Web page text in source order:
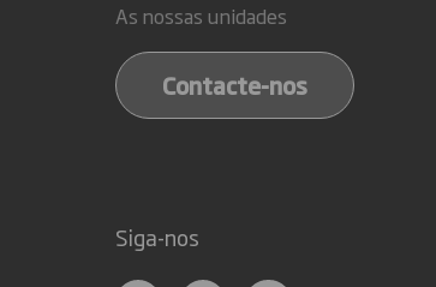
As nossas unidades
Contacte-nos
Siga-nos